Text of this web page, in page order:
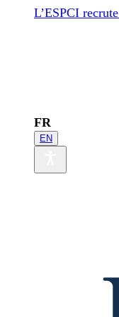
L’ESPCI recrute
FR
EN